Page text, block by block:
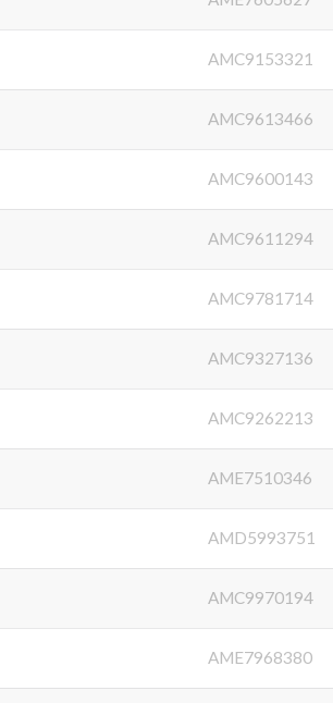
AMC9153321
AMC9613466
AMC9600143
AMC9611294
AMC9781714
AMC9327136
AMC9262213
AME7510346
AMD5993751
AMC9970194
AME7968380